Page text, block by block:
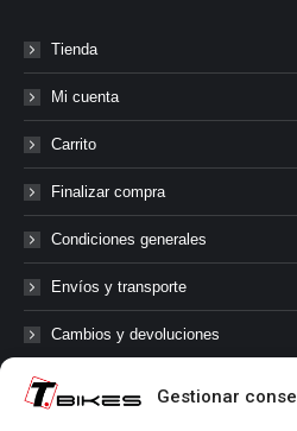
Gestionar
Tienda
Mi cuenta
Carrito
Finalizar compra
Condiciones generales
Envíos y transporte
Cambios y devoluciones